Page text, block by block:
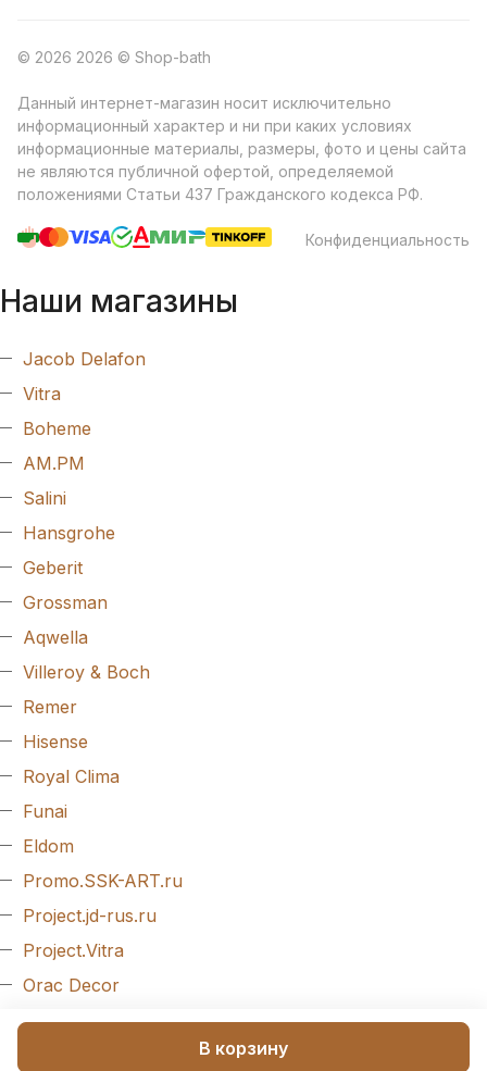
В корзину
© 2026 2026 © Shop-bath
Данный интернет-магазин носит исключительно
информационный характер и ни при каких условиях
информационные материалы, размеры, фото и цены сайта
не являются публичной офертой, определяемой
положениями Статьи 437 Гражданского кодекса РФ.
Конфиденциальность
Наши магазины
Jacob Delafon
Vitra
Boheme
AM.PM
Salini
Hansgrohe
Geberit
Grossman
Aqwella
Villeroy & Boch
Remer
Hisense
Royal Clima
Funai
Eldom
Promo.SSK-ART.ru
Project.jd-rus.ru
Project.Vitra
Orac Decor
Evroplast